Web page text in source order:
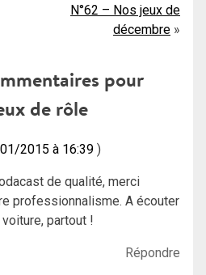
N°62 – Nos jeux de
décembre
pour
de rôle
2015 à 16:39
de qualité, merci
professionnalisme. A écouter
partout !
Répondre